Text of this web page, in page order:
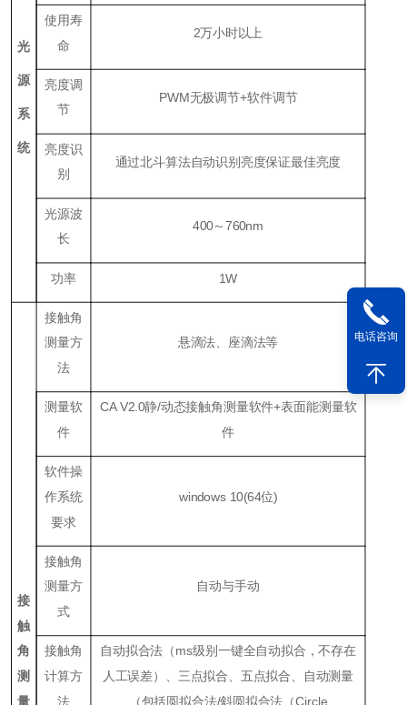
光
源
系
统
使用寿
命
2万小时以上
亮度调
节
PWM无极调节+软件调节
亮度识
别
通过北斗算法自动识别亮度保证最佳亮度
光源波
长
400～760nm
功率 1W
接
触
角
测
量
接触角
测量方
法
悬滴法、座滴法等
测量软
件
CA V2.0静/动态接触角测量软件+表面能测量软
件
软件操
作系统
要求
windows 10(64位)
接触角
测量方
式
自动与手动
接触角
计算方
法
自动拟合法（ms级别一键全自动拟合，不存在
人工误差）、三点拟合、五点拟合、自动测量
（包括圆拟合法/斜圆拟合法（Circle
电话咨询